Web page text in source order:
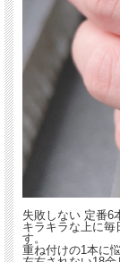
失敗しない 定番6
キラキラな上に
す。
重ね付けの1本に